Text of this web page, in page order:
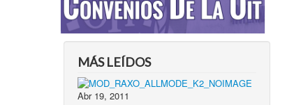
MÁS LEÍDOS
Abr 19, 2011